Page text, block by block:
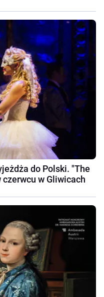
do Polski. "The
w Gliwicach